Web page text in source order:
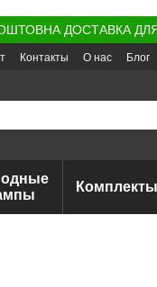
ДОСТАВКА
Контакты О нас Блог
Комплекты